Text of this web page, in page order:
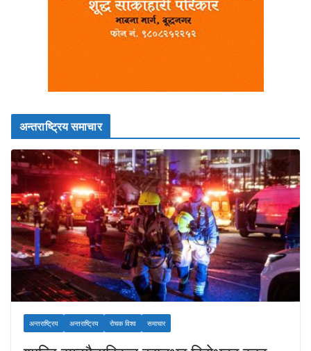
अन्तराष्ट्रिय समाचार
अन्तराष्ट्रिय अन्तराष्ट्रिय रोचक विश्व समाचार